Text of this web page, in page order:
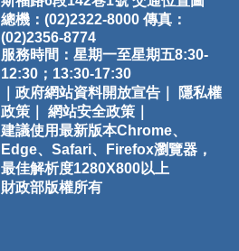
總機：(02)2322-8000 傳真：
(02)2356-8774
服務時間：星期一至星期五8:30-
12:30；13:30-17:30
｜政府網站資料開放宣告｜
隱私權
政策｜
網站安全政策｜
建議使用最新版本Chrome、
Edge、Safari、Firefox瀏覽器，
最佳解析度1280X800以上
財政部版權所有